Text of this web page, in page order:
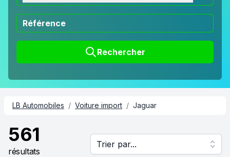
Rechercher
LB Automobiles / Voiture import / Jaguar
561
résultats
Trier par...